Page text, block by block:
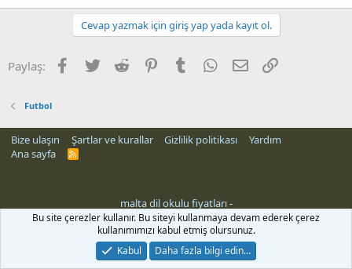
Cevap yazmak için giriş yap yada kayıt ol.
Paylaş: Facebook
Twitter Reddit PinterestTumblr WhatsApp
E-posta
Futbol
Bize ulaşın Şartlar ve kurallar Gizlilik politikası
Yardım
Ana sayfa
R
malta dil okulu fiyatları-
Bu site çerezler kullanır. Bu siteyi kullanmaya devam ederek çerez
kullanımımızı kabul etmiş olursunuz.
Kabul
Daha fazla bilgi edin…